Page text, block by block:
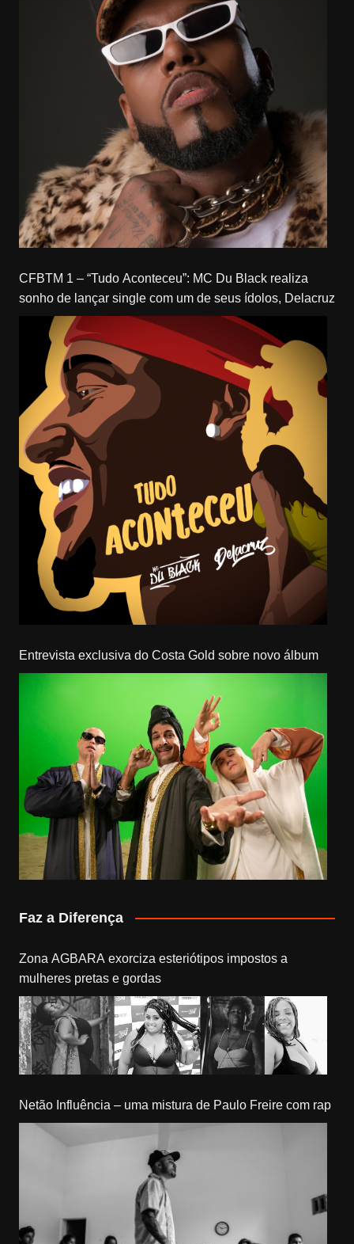
CFBTM 1 – “Tudo Aconteceu”: MC Du Black realiza
sonho de lançar single com um de seus ídolos, Delacruz
Entrevista exclusiva do Costa Gold sobre novo álbum
Faz a Diferença
Zona AGBARA exorciza esteriótipos impostos a
mulheres pretas e gordas
Netão Influência – uma mistura de Paulo Freire com rap